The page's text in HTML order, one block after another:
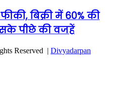
बिक्री में 60% की
पीछे की वजहें
Reserved | Divyadarpan